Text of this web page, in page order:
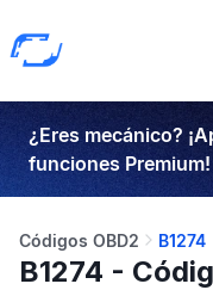
¿Eres mecánico?
funciones Premium!
Códigos OBD2 B1274
B1274 -